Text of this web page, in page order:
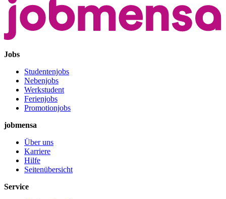
Jobs
Studentenjobs
Nebenjobs
Werkstudent
Ferienjobs
Promotionjobs
jobmensa
Über uns
Karriere
Hilfe
Seitenübersicht
Service